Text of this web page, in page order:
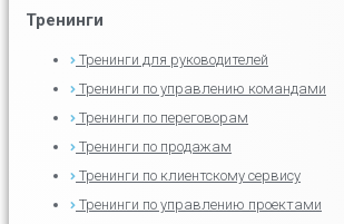
Тренинги
Тренинги для руководителей
Тренинги по управлению командами
Тренинги по переговорам
Тренинги по продажам
Тренинги по клиентскому сервису
Тренинги по управлению проектами